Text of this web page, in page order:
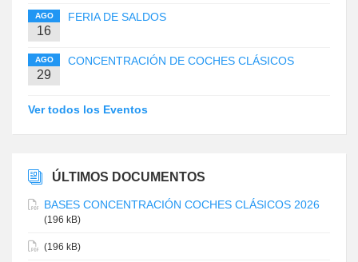
AGO
16
FERIA DE SALDOS
AGO
29
CONCENTRACIÓN DE COCHES CLÁSICOS
Ver todos los Eventos
ÚLTIMOS DOCUMENTOS
BASES CONCENTRACIÓN COCHES CLÁSICOS 2026
(196 kB)
(196 kB)